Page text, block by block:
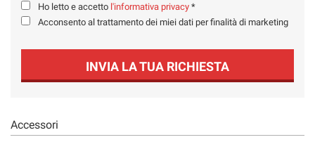
Ho letto e accetto l'informativa privacy *
Acconsento al trattamento dei miei dati per finalità di marketing
INVIA LA TUA RICHIESTA
Accessori
Cookie per il miglioramento dell'esperienza utente
Cookie di marketing
la